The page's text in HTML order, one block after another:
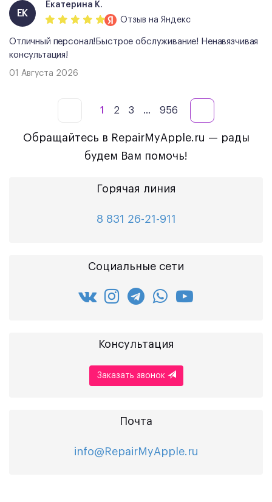
ЕК
Екатерина К.
Отзыв на Яндекс
Отличный персонал!Быстрое обслуживание! Ненавязчивая
консультация!
01 Августа 2026
1 2 3 ... 956
Обращайтесь в RepairMyApple.ru — рады
будем Вам помочь!
Горячая линия
8 831 26-21-911
Социальные сети
Консультация
Заказать звонок
Почта
info@RepairMyApple.ru